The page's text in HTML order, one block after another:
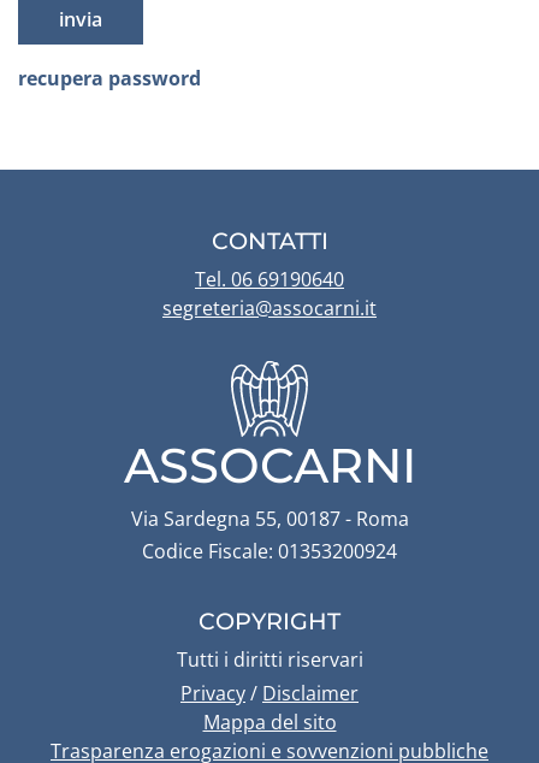
recupera password
CONTATTI
Tel. 06 69190640
segreteria@assocarni.it
ASSOCARNI
Via Sardegna 55, 00187 - Roma
Codice Fiscale: 01353200924
COPYRIGHT
Tutti i diritti riservari
Privacy/ Disclaimer
Mappa del sito
Trasparenza erogazioni e sovvenzioni pubbliche